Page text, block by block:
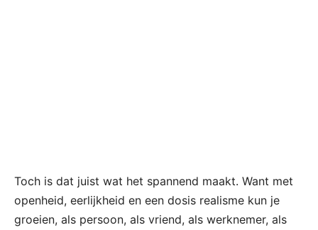
Toch is dat juist wat het spannend maakt. Want met
openheid, eerlijkheid en een dosis realisme kun je
groeien, als persoon, als vriend, als werknemer, als